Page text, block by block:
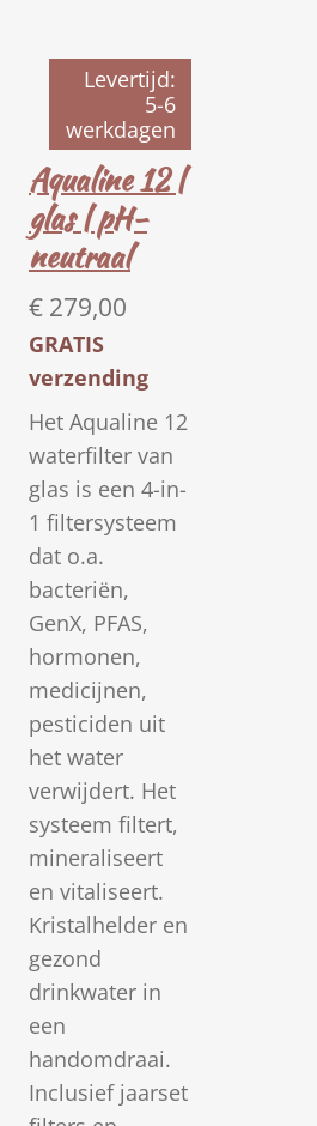
Levertijd:
5-6
werkdagen
Aqualine 12 |
glas | pH-
neutraal
€ 279,00
GRATIS
verzending
Het Aqualine 12
waterfilter van
glas is een 4-in-
1 filtersysteem
dat o.a.
bacteriën,
GenX, PFAS,
hormonen,
medicijnen,
pesticiden uit
het water
verwijdert. Het
systeem filtert,
mineraliseert
en vitaliseert.
Kristalhelder en
gezond
drinkwater in
een
handomdraai.
Inclusief jaarset